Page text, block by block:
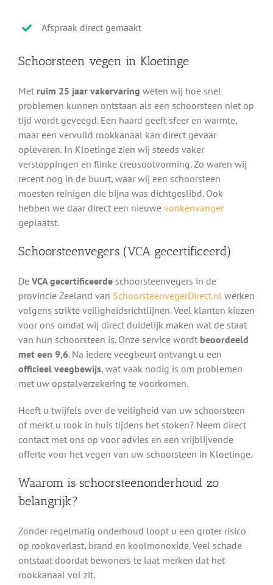
Afspraak direct gemaakt
Schoorsteen vegen in Kloetinge
Met ruim 25 jaar vakervaring weten wij hoe snel
problemen kunnen ontstaan als een schoorsteen niet op
tijd wordt geveegd. Een haard geeft sfeer en warmte,
maar een vervuild rookkanaal kan direct gevaar
opleveren. In Kloetinge zien wij steeds vaker
verstoppingen en flinke creosootvorming. Zo waren wij
recent nog in de buurt, waar wij een schoorsteen
moesten reinigen die bijna was dichtgeslibd. Ook
hebben we daar direct een nieuwe vonkenvanger
geplaatst.
Schoorsteenvegers (VCA gecertificeerd)
De VCA gecertificeerdeschoorsteenvegers in de
provincie Zeeland van SchoorsteenvegerDirect.nl werken
volgens strikte veiligheidsrichtlijnen. Veel klanten kiezen
voor ons omdat wij direct duidelijk maken wat de staat
van hun schoorsteen is. Onze service wordt beoordeeld
met een 9,6. Na iedere veegbeurt ontvangt u een
officieel veegbewijs, wat vaak nodig is om problemen
met uw opstalverzekering te voorkomen.
Heeft u twijfels over de veiligheid van uw schoorsteen
of merkt u rook in huis tijdens het stoken? Neem direct
contact met ons op voor advies en een vrijblijvende
offerte voor het vegen van uw schoorsteen in Kloetinge.
Waarom is schoorsteenonderhoud zo
belangrijk?
Zonder regelmatig onderhoud loopt u een groter risico
op rookoverlast, brand en koolmonoxide. Veel schade
ontstaat doordat bewoners te laat merken dat het
rookkanaal vol zit.